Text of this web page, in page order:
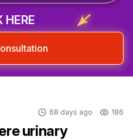
HERE
68 days ago 186
urinary